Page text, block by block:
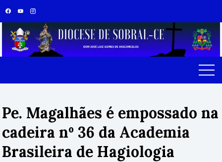
content
Pe. Magalhães é empossado na
cadeira nº 36 da Academia
Brasileira de Hagiologia